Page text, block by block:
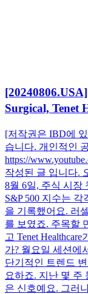
Surgical, Tenet
[저작권은 IBD에
습니다. 개인적인
https://
작성된 글 입니다.
8월 6일, 주식 시장
S&P 500 지수는
을 기록했어요. 러
를 보였죠. 주목할
고 Tenet
가? 월요일 세션에
단기적인 트렌드
요하죠. 지난 몇 주
은 신호예요. 그러